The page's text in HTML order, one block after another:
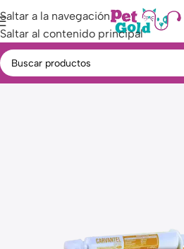
Saltar a la navegación
Saltar al contenido principal